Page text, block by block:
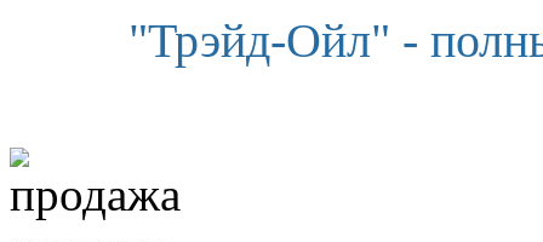
"Трэйд-Ойл" -